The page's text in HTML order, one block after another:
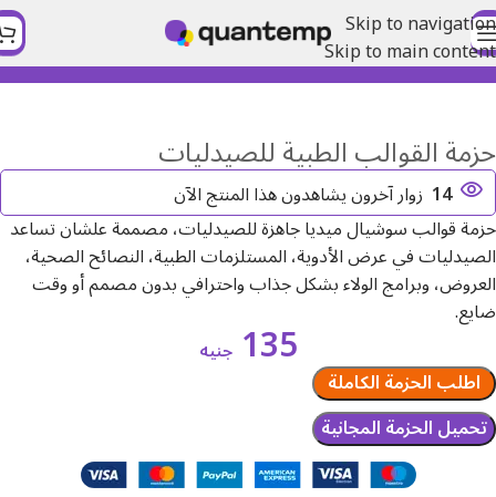
Skip to navigation
Skip to main contentالرئيسية المجال الطبي
حزمة القوالب الطبية للصيدليات
14 زوار آخرون يشاهدون هذا المنتج الآن
حزمة قوالب سوشيال ميديا جاهزة للصيدليات، مصممة علشان تساعد
الصيدليات في عرض الأدوية، المستلزمات الطبية، النصائح الصحية،
العروض، وبرامج الولاء بشكل جذاب واحترافي بدون مصمم أو وقت
ضايع. 135 جنيه
اطلب الحزمة الكاملة
تحميل الحزمة المجانية